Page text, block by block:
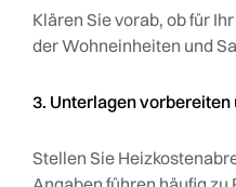
Klären Sie vorab, ob für
der Wohneinheiten und
3. Unterlagen
Stellen Sie